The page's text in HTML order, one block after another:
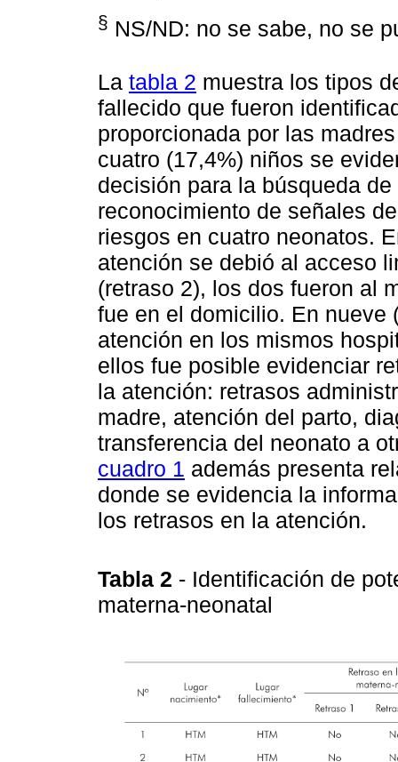
§ NS/ND: no se sabe, no se
La tabla 2 muestra los tipos
fallecido que fueron
proporcionada por las
cuatro (17,4%) niños se
decisión para la búsqueda
reconocimiento de señales
riesgos en cuatro neonatos.
atención se debió al acceso
(retraso 2), los dos fueron al
fue en el domicilio. En nueve
atención en los mismos
ellos fue posible evidenciar
la atención: retrasos
madre, atención del parto,
transferencia del neonato a
cuadro 1 además presenta
donde se evidencia la
los retrasos en la atención.
Tabla 2 - Identificación de
materna-neonatal